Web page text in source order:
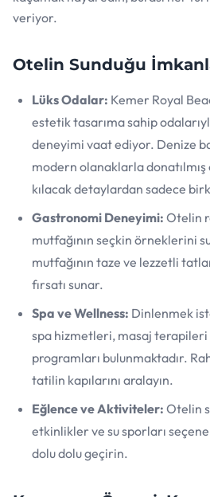
veriyor.
Otelin Sunduğu
Lüks Odalar: Kemer Royal
estetik tasarıma sahip
deneyimi vaat ediyor. Denize
modern olanaklarla
kılacak detaylardan sadece
Gastronomi Deneyimi: Otelin
mutfağının seçkin örneklerini
mutfağının taze ve lezzetli
fırsatı sunar.
Spa ve Wellness: Dinlenmek
spa hizmetleri, masaj terapileri
programları bulunmaktadır.
tatilin kapılarını aralayın.
Eğlence ve Aktiviteler: Otelin
etkinlikler ve su sporları
dolu dolu geçirin.